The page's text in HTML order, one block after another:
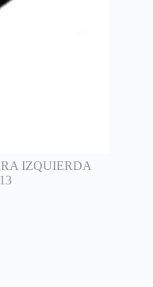
IZQUIERDA